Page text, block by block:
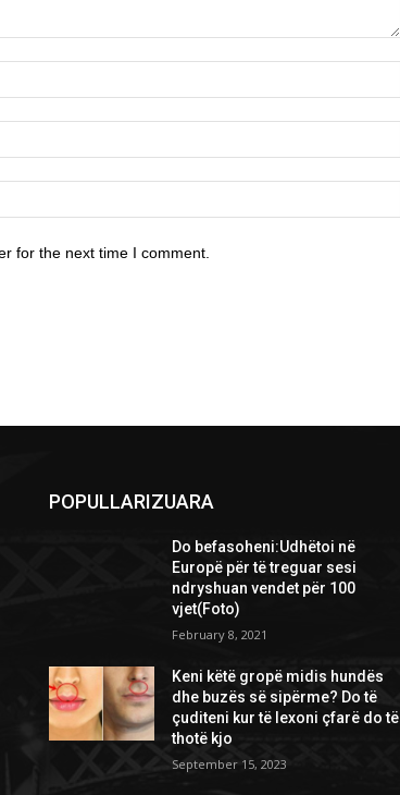
for the next time I comment.
POPULLARIZUARA
Do befasoheni:Udhëtoi në
Europë për të treguar sesi
ndryshuan vendet për 100
vjet(Foto)
February 8, 2021
Keni këtë gropë midis hundës
dhe buzës së sipërme? Do të
çuditeni kur të lexoni çfarë do të
thotë kjo
September 15, 2023